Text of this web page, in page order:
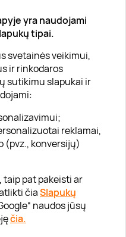
yra naudojami
tipai.
svetainės veikimui,
ir rinkodaros
sutikimu slapukai ir
reklamai,
(pvz., konversijų)
pat pakeisti ar
čiaSlapukų
naudos jūsų
čia.